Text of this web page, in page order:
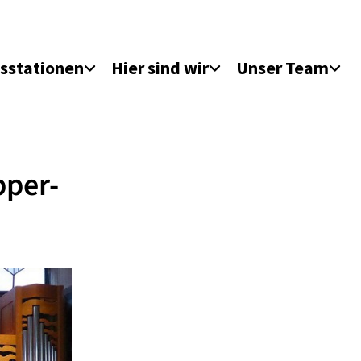
Hier sind wir Unser Team